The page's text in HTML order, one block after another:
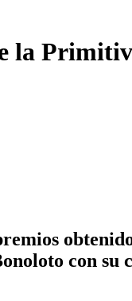
la
con su